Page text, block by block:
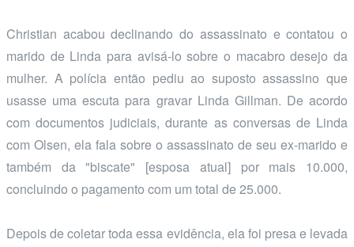
Christian acabou declinando do assassinato e contatou o
marido de Linda para avisá-lo sobre o macabro desejo da
mulher. A polícia então pediu ao suposto assassino que
usasse uma escuta para gravar Linda Gillman. De acordo
com documentos judiciais, durante as conversas de Linda
com Olsen, ela fala sobre o assassinato de seu ex-marido e
também da "biscate" [esposa atual] por mais 10.000,
concluindo o pagamento com um total de 25.000.
Depois de coletar toda essa evidência, ela foi presa e levada